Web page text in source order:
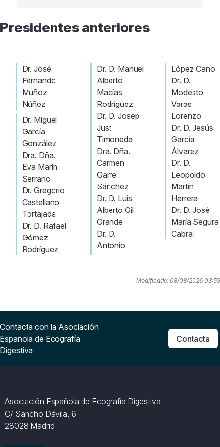
Presidentes anteriores
Dr. José
Fernando
Muñoz
Núñez
Dr. Miguel
García
González
Dra. Dña.
Eva Marín
Serrano
Dr. Gregorio
Castellano
Tortajada
Dr. D. Rafael
Gómez
Rodríguez
Dr. D. Manuel
Alberto
Macías
Rodríguez
Dr. D. Josep
Just
Timoneda
Dra. Dña.
Carmen
Garre
Sánchez
Dr. D. Luis
Alberto Gil
Grande
Dr. D.
Antonio
López Cano
Dr. D.
Modesto
Varas
Lorenzo
Dr. D. Jesús
García
Álvarez
Dr. D.
Leopoldo
Martín
Herrera
Dr. D. José
María Segura
Cabral
Modificado: 08/08/2026 03:59
Contacta con la Asociación
Española de Ecografía
Digestiva
Contacta
Asociación Española de Ecografía Digestiva
C/ Sancho Dávila, 6
28028 Madrid